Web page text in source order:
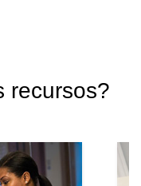
recursos?